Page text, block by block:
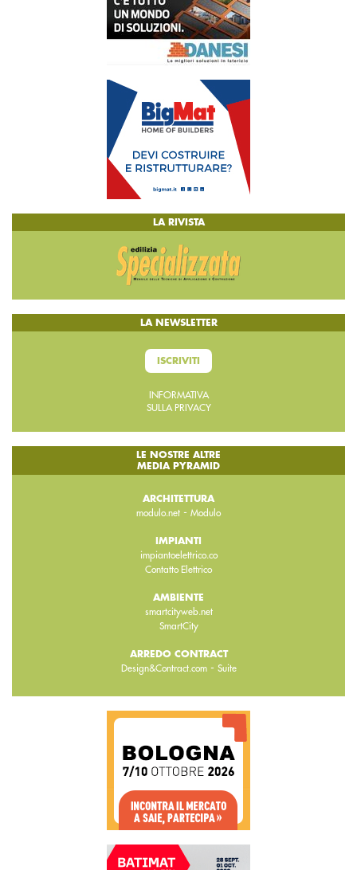
LA RIVISTA
LA NEWSLETTER
ISCRIVITI
INFORMATIVA
SULLA PRIVACY
LE NOSTRE ALTRE
MEDIA PYRAMID
ARCHITETTURA
modulo.net - Modulo
IMPIANTI
impiantoelettrico.co
Contatto Elettrico
AMBIENTE
smartcityweb.net
SmartCity
ARREDO CONTRACT
Design&Contract.com- Suite